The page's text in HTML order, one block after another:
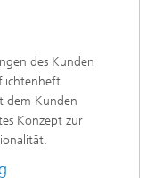
des Kunden
dem Kunden
Konzept zur